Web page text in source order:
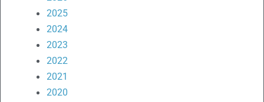
2025
2024
2023
2022
2021
2020